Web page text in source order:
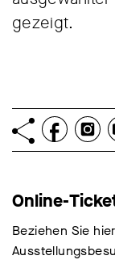
gezeigt.
Online-
Beziehen Sie